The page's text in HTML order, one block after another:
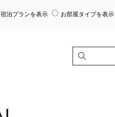
宿泊プランを表示 お部屋タイプを表示